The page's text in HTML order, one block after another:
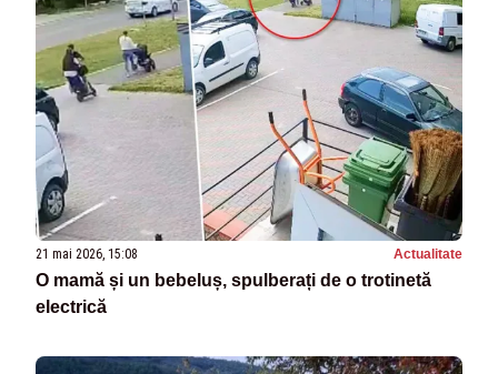
21 mai 2026, 15:08 Actualitate
O mamă și un bebeluș, spulberați de o trotinetă
electrică